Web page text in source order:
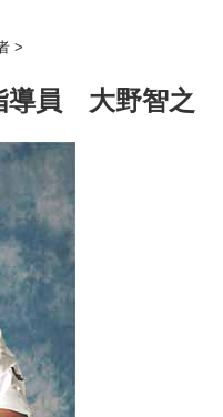
>
員 大野智之